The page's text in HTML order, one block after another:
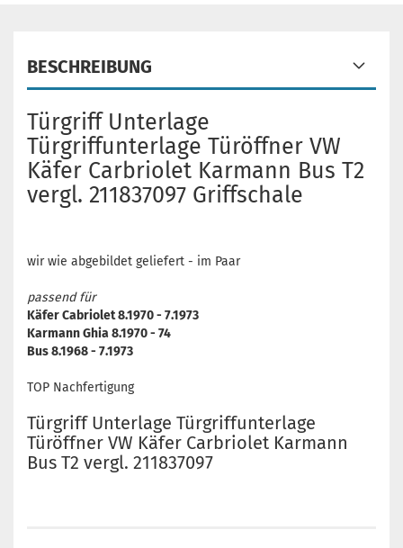
BESCHREIBUNG
Türgriff Unterlage
Türgriffunterlage Türöffner VW
Käfer Carbriolet Karmann Bus T2
vergl. 211837097 Griffschale
wir wie abgebildet geliefert - im Paar
passend für
Käfer Cabriolet 8.1970 - 7.1973
Karmann Ghia 8.1970 - 74
Bus 8.1968 - 7.1973
TOP Nachfertigung
Türgriff Unterlage Türgriffunterlage
Türöffner VW Käfer Carbriolet Karmann
Bus T2 vergl. 211837097